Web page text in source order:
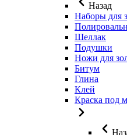
Назад
Наборы для
Шеллак
Подушки
Ножи для
Битум
Глина
Клей
Краска под